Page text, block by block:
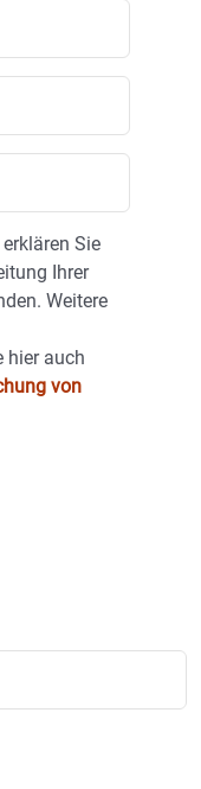
Sie
Ihrer
Weitere
hier auch
von